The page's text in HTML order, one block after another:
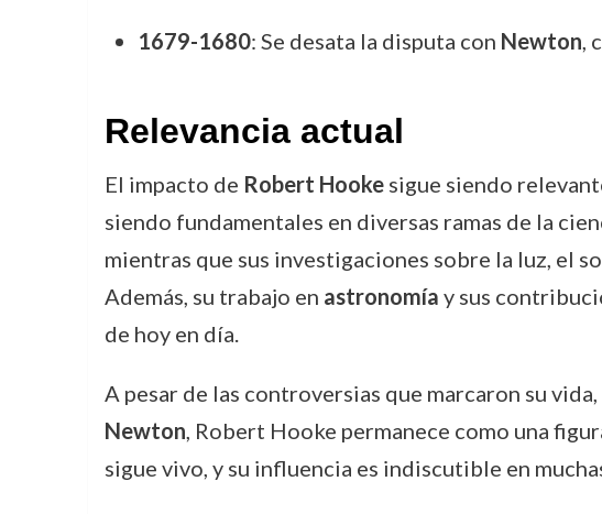
1679-1680: Se desata la disputa con Newton,
Relevancia actual
El impacto de Robert Hookesigue siendo
siendo fundamentales en diversas ramas de la
mientras que sus investigaciones sobre la luz, el
Además, su trabajo en astronomía y sus
de hoy en día.
A pesar de las controversias que marcaron su
Newton, Robert Hooke permanece como una
sigue vivo, y su influencia es indiscutible en